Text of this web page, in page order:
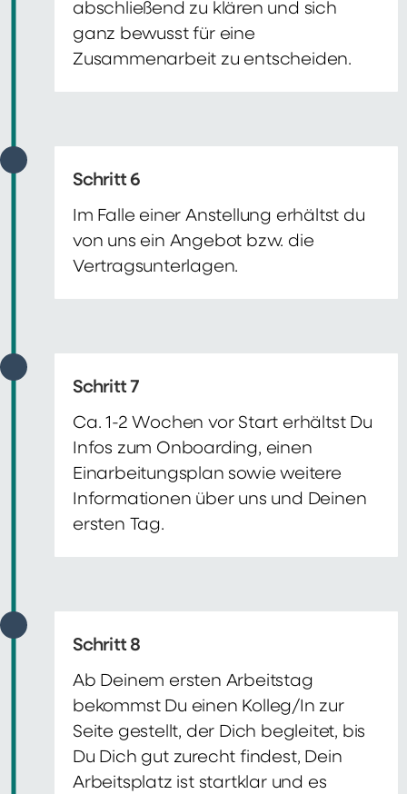
abschließend zu klären und sich
ganz bewusst für eine
Zusammenarbeit zu entscheiden.
Schritt 6
Im Falle einer Anstellung erhältst du
von uns ein Angebot bzw. die
Vertragsunterlagen.
Schritt 7
Ca. 1-2 Wochen vor Start erhältst Du
Infos zum Onboarding, einen
Einarbeitungsplan sowie weitere
Informationen über uns und Deinen
ersten Tag.
Schritt 8
Ab Deinem ersten Arbeitstag
bekommst Du einen Kolleg/In zur
Seite gestellt, der Dich begleitet, bis
Du Dich gut zurecht findest, Dein
Arbeitsplatz ist startklar und es